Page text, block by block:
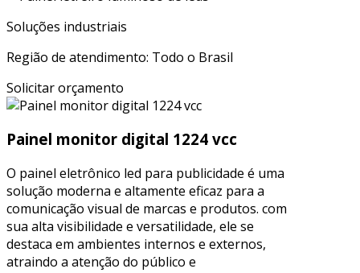
Soluções industriais
Região de atendimento: Todo o Brasil
Solicitar orçamento
Painel monitor digital 1224 vcc
O painel eletrônico led para publicidade é uma
solução moderna e altamente eficaz para a
comunicação visual de marcas e produtos. com
sua alta visibilidade e versatilidade, ele se
destaca em ambientes internos e externos,
atraindo a atenção do público e